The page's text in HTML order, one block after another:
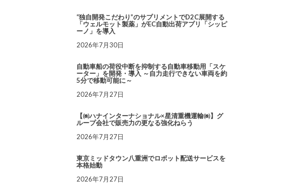
“独自開発こだわり”のサプリメントでD2C展開する
「ウェルモット製薬」がEC自動出荷アプリ「シッピ
ーノ」を導入
2026年7月30日
自動車船の荷役中断を抑制する自動車移動用「スケ
ーター」を開発・導入 ～自力走行できない車両を約
5分で移動可能に～
2026年7月27日
【㈱ハナインターナショナル×星清重機運輸㈱】グ
ループ会社で販売力の更なる強化ねらう
2026年7月27日
東京ミッドタウン八重洲でロボット配送サービスを
本格始動
2026年7月27日